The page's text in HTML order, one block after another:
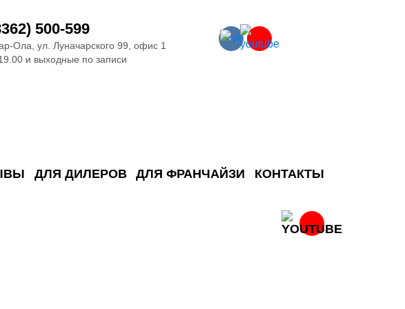
500-599
Ола, ул. Луначарского 99, офис 1
и выходные по записи
ДЛЯ ДИЛЕРОВ ДЛЯ ФРАНЧАЙЗИ КОНТАКТЫ